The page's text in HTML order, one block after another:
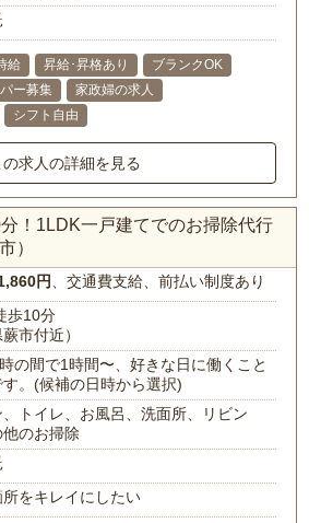
給 昇給･昇格あり
ブランクOK
ー募集
家政婦の求人
シフト自由
の求人の詳細を見る
！1LDK一戸建てでのお掃除代行
）
円 、交通費支給、前払い制度あり
歩10分
蕨市付近）
の間で1時間〜、好きな日に働くこと
。(候補の日時から選択)
、トイレ、お風呂、洗面所、リビン
のお掃除
をキレイにしたい